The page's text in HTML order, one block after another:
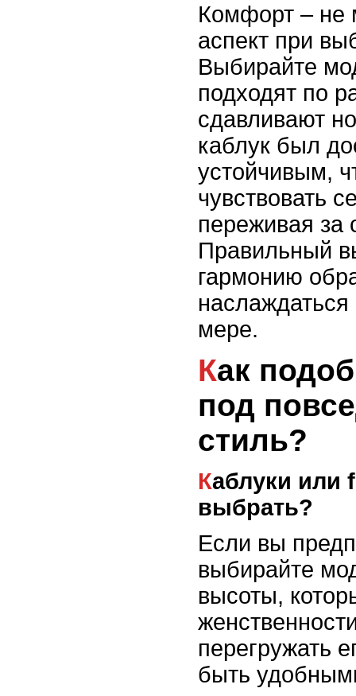
Комфорт – не
аспект при
Выбирайте
подходят по
сдавливают
каблук был
устойчивым,
чувствовать
переживая за
Правильный
гармонию
мере.
Как подобрать обувь
под
стиль?
Каблуки или flat-обувь: что
выбрать?
Если вы
выбирайте
высоты,
перегружать
быть